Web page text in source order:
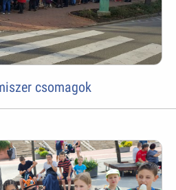
csomagok